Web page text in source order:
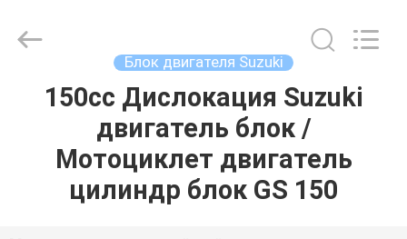
ДОМ
ПРОДУКТЫ
Rights
Блок двигателя Suzuki
150cc Дислокация Suzuki
двигатель блок /
Мотоциклет двигатель
цилиндр блок GS 150